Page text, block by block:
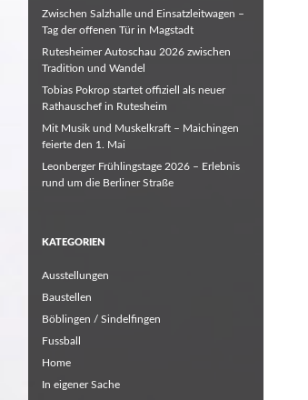
Zwischen Salzhalle und Einsatzleitwagen –
Tag der offenen Tür in Magstadt
Rutesheimer Autoschau 2026 zwischen
Tradition und Wandel
Tobias Pokrop startet offiziell als neuer
Rathauschef in Rutesheim
Mit Musik und Muskelkraft – Maichingen
feierte den 1. Mai
Leonberger Frühlingstage 2026 – Erlebnis
rund um die Berliner Straße
KATEGORIEN
Ausstellungen
Baustellen
Böblingen / Sindelfingen
Fussball
Home
In eigener Sache